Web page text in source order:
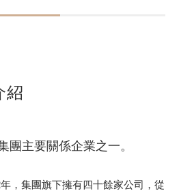
紹
團主要關係企業之一。
，集團旗下擁有四十餘家公司，從